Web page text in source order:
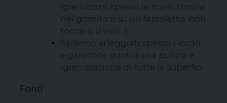
igienizzarsi spesso le mani; tossire
nel gomito o su un fazzoletto; non
toccarsi il viso…).
Saranno arieggiati spesso i locali
e garantite quotidiana pulizia e
igienizzazione di tutte le superfici.
Fonti